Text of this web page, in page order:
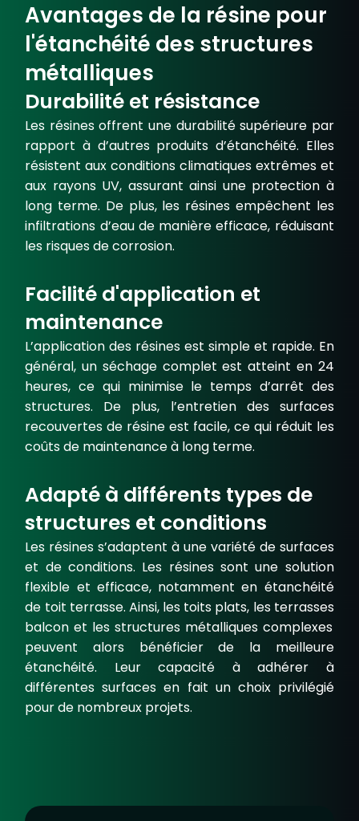
Avantages de la résine pour
l'étanchéité des structures
métalliques
Durabilité et résistance
Les résines offrent une durabilité supérieure par
rapport à d’autres produits d’étanchéité. Elles
résistent aux conditions climatiques extrêmes et
aux rayons UV, assurant ainsi une protection à
long terme. De plus, les résines empêchent les
infiltrations d’eau de manière efficace, réduisant
les risques decorrosion.
Facilité d'application et
maintenance
L’application des résines est simple et rapide. En
général, un séchage complet est atteint en 24
heures, ce qui minimise le temps d’arrêt des
structures. De plus, l’entretien des surfaces
recouvertes de résine est facile, ce qui réduit les
coûts de maintenance à long terme.
Adapté à différents types de
structures et conditions
Les résines s’adaptent à une variété de surfaces
et de conditions. Les résines sont une solution
flexible et efficace, notamment en étanchéité
de toit terrasse. Ainsi, les toits plats, les terrasses
balcon et les structures métalliques complexes
peuvent alors bénéficier de la meilleure
étanchéité. Leur capacité à adhérer à
différentes surfaces en fait un choix privilégié
pour de nombreux projets.